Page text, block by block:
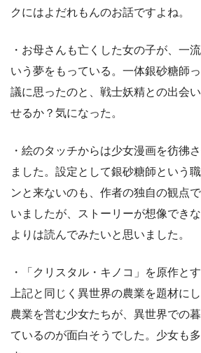
クにはよだれもんのお話ですよね。
・お母さんも亡くした女の子が、一
いう夢をもっている。一体銀砂糖師
議に思ったのと、戦士妖精との出会
せるか？気になった。
・絵のタッチからは少女漫画を彷彿
ました。設定として銀砂糖師という
ンと来ないのも、作者の独自の観点
いましたが、ストーリーが想像でき
よりは読んでみたいと思いました。
・「クリスタル・キノコ」を原作と
上記と同じく異世界の農業を題材に
農業を営む少女たちが、異世界での
ているのが面白そうでした。少女も